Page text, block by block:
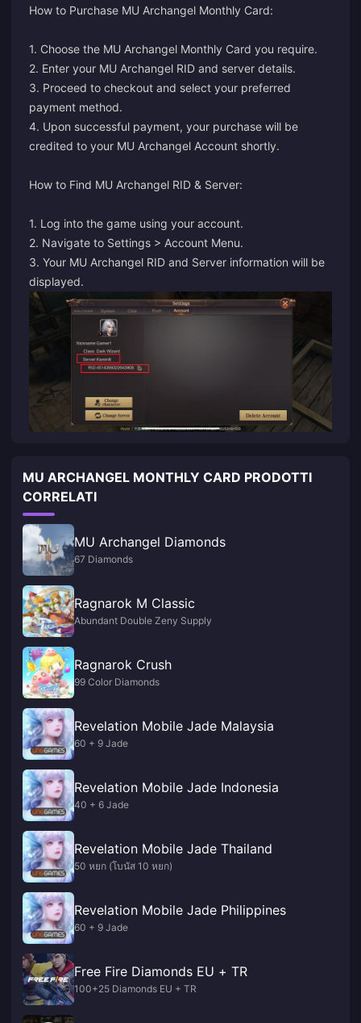
How to Purchase MU Archangel Monthly Card:
1. Choose the MU Archangel Monthly Card you require.
2. Enter your MU Archangel RID and server details.
3. Proceed to checkout and select your preferred
payment method.
4. Upon successful payment, your purchase will be
credited to your MU Archangel Account shortly.
How to Find MU Archangel RID & Server:
1. Log into the game using your account.
2. Navigate to Settings > Account Menu.
3. Your MU Archangel RID and Server information will be
displayed.
MU ARCHANGEL MONTHLY CARD PRODOTTI
CORRELATI
MU Archangel Diamonds
67 Diamonds
Ragnarok M Classic
Abundant Double Zeny Supply
Ragnarok Crush
99 Color Diamonds
Revelation Mobile Jade Malaysia
60 + 9 Jade
Revelation Mobile Jade Indonesia
40 + 6 Jade
Revelation Mobile Jade Thailand
50 หยก (โบนัส 10 หยก)
Revelation Mobile Jade Philippines
60 + 9 Jade
Free Fire Diamonds EU + TR
100+25 Diamonds EU + TR